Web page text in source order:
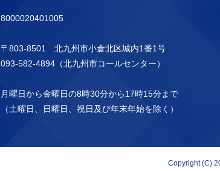
8000020401005
〒803-8501 北九州市小倉北区城内1番1号
093-582-4894（北九州市コールセンター）
月曜日から金曜日の8時30分から17時15分まで
（土曜日、日曜日、祝日及び年末年始を除く）
Copyright (C)